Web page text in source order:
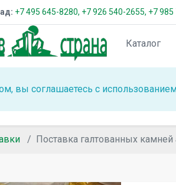
+7 495 645-8280, +7 926 540-2655, +7 985
Каталог
вы соглашаетесь с
Поставка галтованных камней